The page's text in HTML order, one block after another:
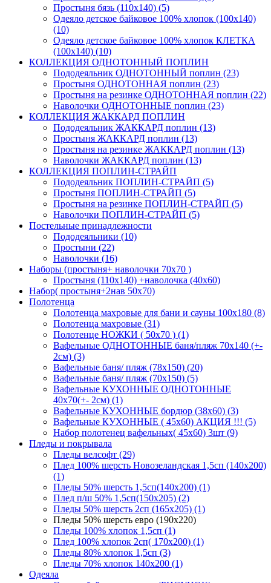
Простыня бязь (110х140) (5)
Одеяло детское байковое 100% хлопок (100х140)
(10)
Одеяло детское байковое 100% хлопок КЛЕТКА
(100х140) (10)
КОЛЛЕКЦИЯ ОДНОТОННЫЙ ПОПЛИН
Пододеяльник ОДНОТОННЫЙ поплин (23)
Простыня ОДНОТОННАЯ поплин (23)
Простыня на резинке ОДНОТОННАЯ поплин (22)
Наволочки ОДНОТОННЫЕ поплин (23)
КОЛЛЕКЦИЯ ЖАККАРД ПОПЛИН
Пододеяльник ЖАККАРД поплин (13)
Простыня ЖАККАРД поплин (13)
Простыня на резинке ЖАККАРД поплин (13)
Наволочки ЖАККАРД поплин (13)
КОЛЛЕКЦИЯ ПОПЛИН-СТРАЙП
Пододеяльник ПОПЛИН-СТРАЙП (5)
Простыня ПОПЛИН-СТРАЙП (5)
Простыня на резинке ПОПЛИН-СТРАЙП (5)
Наволочки ПОПЛИН-СТРАЙП (5)
Постельные принадлежности
Пододеяльники (10)
Простыни (22)
Наволочки (16)
Наборы (простыня+ наволочки 70х70 )
Простыня (110х140) +наволочка (40х60)
Набор( простыня+2нав 50х70)
Полотенца
Полотенца махровые для бани и сауны 100х180 (8)
Полотенца махровые (31)
Полотенце НОЖКИ ( 50х70 ) (1)
Вафельные ОДНОТОННЫЕ баня/пляж 70х140 (+-
2см) (3)
Вафельные баня/ пляж (78х150) (20)
Вафельные баня/ пляж (70х150) (5)
Вафельные КУХОННЫЕ ОДНОТОННЫЕ
40х70(+- 2см) (1)
Вафельные КУХОННЫЕ бордюр (38х60) (3)
Вафельные КУХОННЫЕ ( 45х60) АКЦИЯ !!! (5)
Набор полотенец вафельных( 45х60) 3шт (9)
Пледы и покрывала
Пледы велсофт (29)
Плед 100% шерсть Новозеландская 1,5сп (140х200)
(1)
Пледы 50% шерсть 1,5сп(140х200) (1)
Плед п/ш 50% 1,5сп(150х205) (2)
Пледы 50% шерсть 2сп (165х205) (1)
Пледы 50% шерсть евро (190х220)
Пледы 100% хлопок 1,5сп (1)
Плед 100% хлопок 2сп( 170х200) (1)
Пледы 80% хлопок 1,5сп (3)
Пледы 70% хлопок 140х200 (1)
Одеяла